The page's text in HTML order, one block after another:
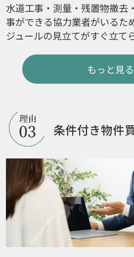
水道工事・測量・残置物撤去
事ができる協力業者がいるた
ジュールの見立てがすぐ立て
もっと見る
条件付き物件